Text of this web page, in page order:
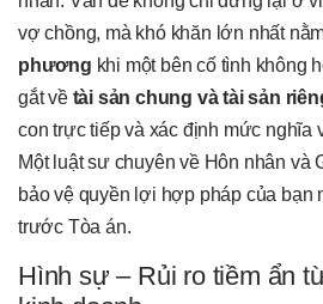
vợ chồng, mà khó khăn lớn nhất
phương khi một bên cố tình không
gắt về tài sản chung và tài sản
con trực tiếp và xác định mức nghĩa
Một luật sư chuyên về Hôn nhân và
bảo vệ quyền lợi hợp pháp của bạn
trước Tòa án.
Hình sự – Rủi ro tiềm ẩn